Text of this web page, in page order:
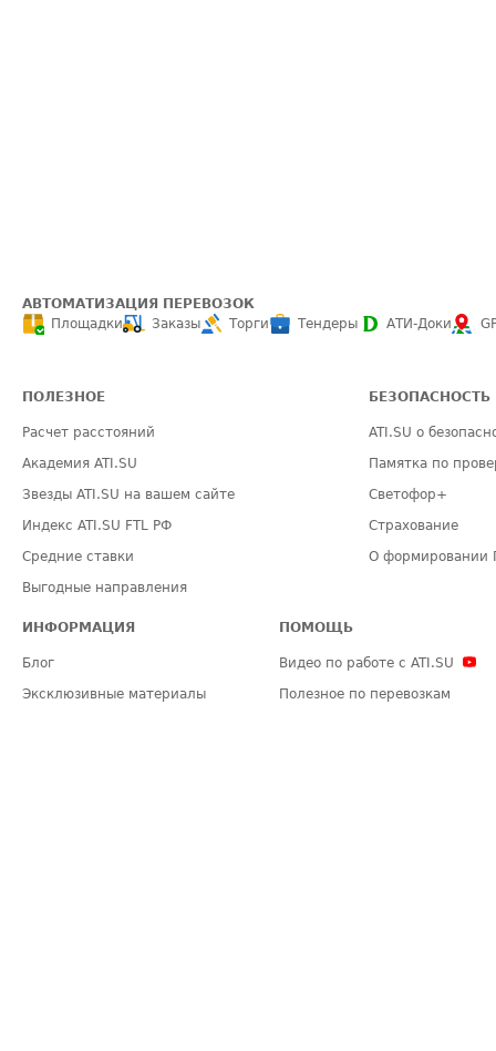
АВТОМАТИЗАЦИЯ ПЕРЕВОЗОК
Площадки
Заказы Торги Тендеры АТИ-Доки
ПОЛЕЗНОЕ
Расчет расстояний
Академия ATI.SU
Звезды ATI.SU на вашем сайте
Индекс ATI.SU FTL РФ
Средние ставки
Выгодные направления
БЕЗОПАСНОСТЬ
ATI.SU о
Памятка по
Светофор+
Страхование
О формировании
ИНФОРМАЦИЯ
Блог
Эксклюзивные материалы
ПОМОЩЬ
Видео по работе с ATI.SU
Полезное по перевозкам